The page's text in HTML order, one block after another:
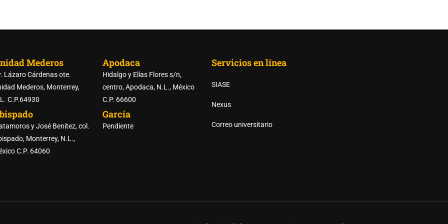
Mederos
Lázaro Cárdenas ote.
Mederos, Monterrey,
C.P.64930
y José Benítez, col.
Monterrey, N.L.,
C.P. 64060
Apodaca
Hidalgo y Elías Flores s/n,
centro, Apodaca, N.L., México
C.P. 66600
García
Pendiente
Servicios en línea
SIASE
Nexus
Correo universitario
DE LAS PREPARATORIAS UANL?